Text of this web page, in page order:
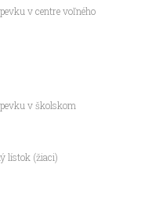
v centre voľného
v školskom
lístok (žiaci)